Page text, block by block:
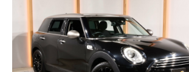
TRADE 買取
TOP
MAINTENANCE メンテナンス
営業時間
10:00～18:00
定休日
月曜日（祝日の場合は火曜
頭金
支払回数